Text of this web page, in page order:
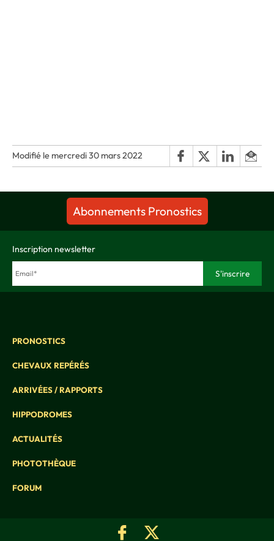
Modifié le mercredi 30 mars 2022
Abonnements Pronostics
Inscription newsletter
PRONOSTICS
CHEVAUX REPÉRÉS
ARRIVÉES / RAPPORTS
HIPPODROMES
ACTUALITÉS
PHOTOTHÈQUE
FORUM